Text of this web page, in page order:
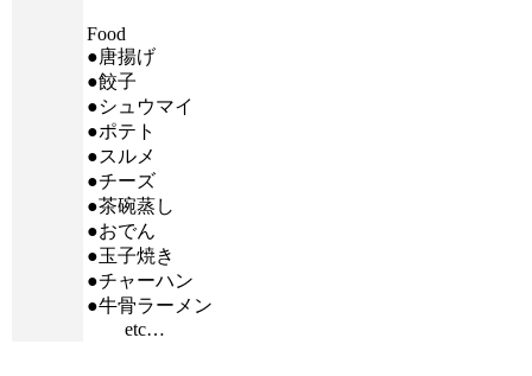
Food
●唐揚げ
●餃子
●シュウマイ
●ポテト
●スルメ
●チーズ
●茶碗蒸し
●おでん
●玉子焼き
●チャーハン
●牛骨ラーメン
etc…